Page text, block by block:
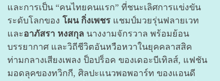
และการเป็น “คนไทยคนแรก” ที่ชนะเลิศการแข่งขัน
ระดับโลกของ โผน กิ่งเพชร แชมป์มวยรุ่นฟลายเวท
และอาภัสรา หงสกุล นางงามจักรวาล พร้อมย้อน
บรรยากาศ และวิถีชีวิตอันหวือหวาในยุคคลาสสิค
ท่ามกลางเสียงเพลง ป็อปร็อค ของเดอะบีเทิลส์, แฟชัน
มอดลุคของทวิกกี, ศิลปะแนวพอพอาร์ท ของแอนดี